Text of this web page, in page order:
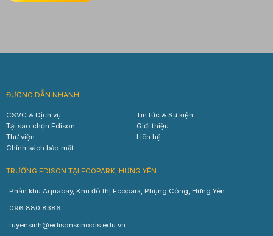
ĐƯỜNG DẪN NHANH
CSVC & Dịch vụ
Tin tức & Sự kiện
Tại sao chọn Edison
Giới thiệu
Thư viện
Liên hệ
Chính sách bảo mật
TRƯỜNG EDISON TẠI ECOPARK, HƯNG YÊN
Phân khu Aquabay, Khu đô thị Ecopark, Phụng Công, Hưng Yên
096 880 8386
tuyensinh@edisonschools.edu.vn